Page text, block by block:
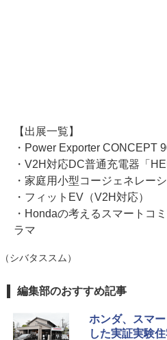
【出展一覧】
・Power Exporter CONCEPT
・V2H対応DC普通充電器「
・家庭用小型コージェネレー
・フィットEV（V2H対応）
・Hondaの考えるスマートコ
ラマ
（シバタススム）
編集部のおすすめ記事
ホンダ、スマ
した実証実験